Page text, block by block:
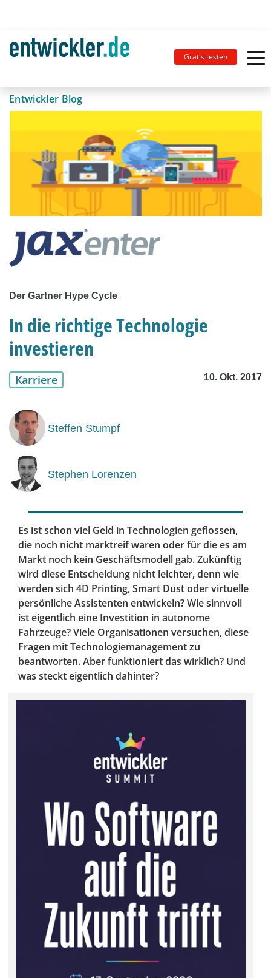
Gratis testen
Entwickler Blog
Der Gartner Hype Cycle
In die richtige Technologie
investieren
Karriere 10. Okt. 2017
Steffen Stumpf
Stephen Lorenzen
Es ist schon viel Geld in Technologien geflossen,
die noch nicht marktreif waren oder für die es am
Markt noch kein Geschäftsmodell gab. Zukünftig
wird diese Entscheidung nicht leichter, denn wie
werden sich 4D Printing, Smart Dust oder virtuelle
persönliche Assistenten entwickeln? Wie sinnvoll
ist eigentlich eine Investition in autonome
Fahrzeuge? Viele Organisationen versuchen, diese
Fragen mit Technologiemanagement zu
beantworten. Aber funktioniert das wirklich? Und
was steckt eigentlich dahinter?